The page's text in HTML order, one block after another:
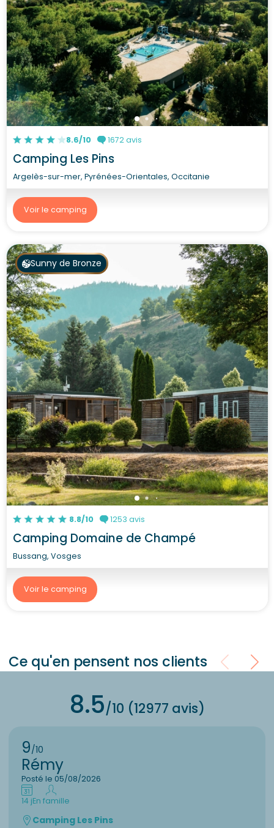
8.6/10 1672 avis
Camping Les Pins
Argelès-sur-mer, Pyrénées-Orientales, Occitanie
Voir le camping
Sunny de Bronze
8.8/10 1253 avis
Camping Domaine de Champé
Bussang, Vosges
Voir le camping
Ce qu'en pensent nos clients
8.5/10 (12977 avis)
9/10
Rémy
Posté le 05/08/2026
14 jEn famille
Camping Les Pins